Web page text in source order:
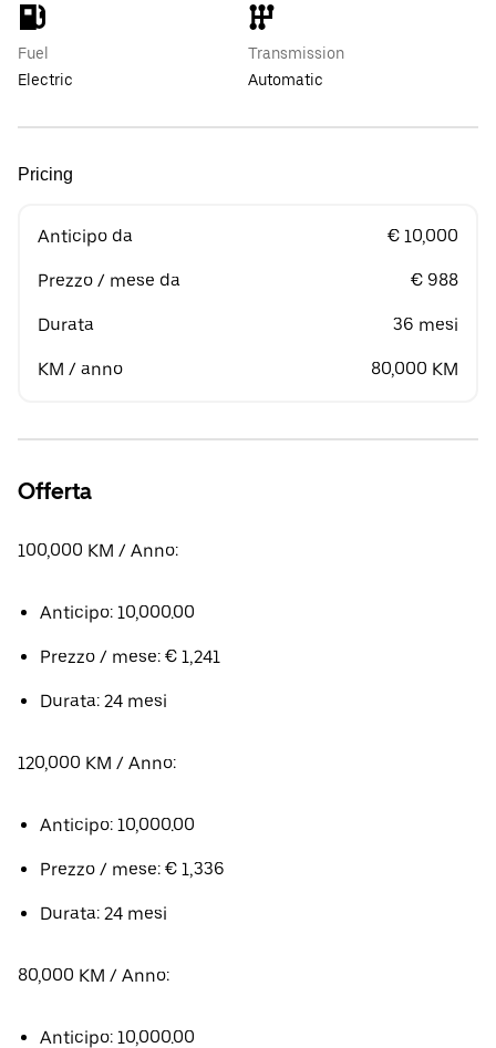
Fuel
Electric
Transmission
Automatic
Pricing
Anticipo da € 10,000
Prezzo / mese da € 988
Durata 36 mesi
KM / anno 80,000 KM
Offerta
100,000 KM / Anno:
Anticipo: 10,000.00
Prezzo / mese: € 1,241
Durata: 24 mesi
120,000 KM / Anno:
Anticipo: 10,000.00
Prezzo / mese: € 1,336
Durata: 24 mesi
80,000 KM / Anno:
Anticipo: 10,000.00